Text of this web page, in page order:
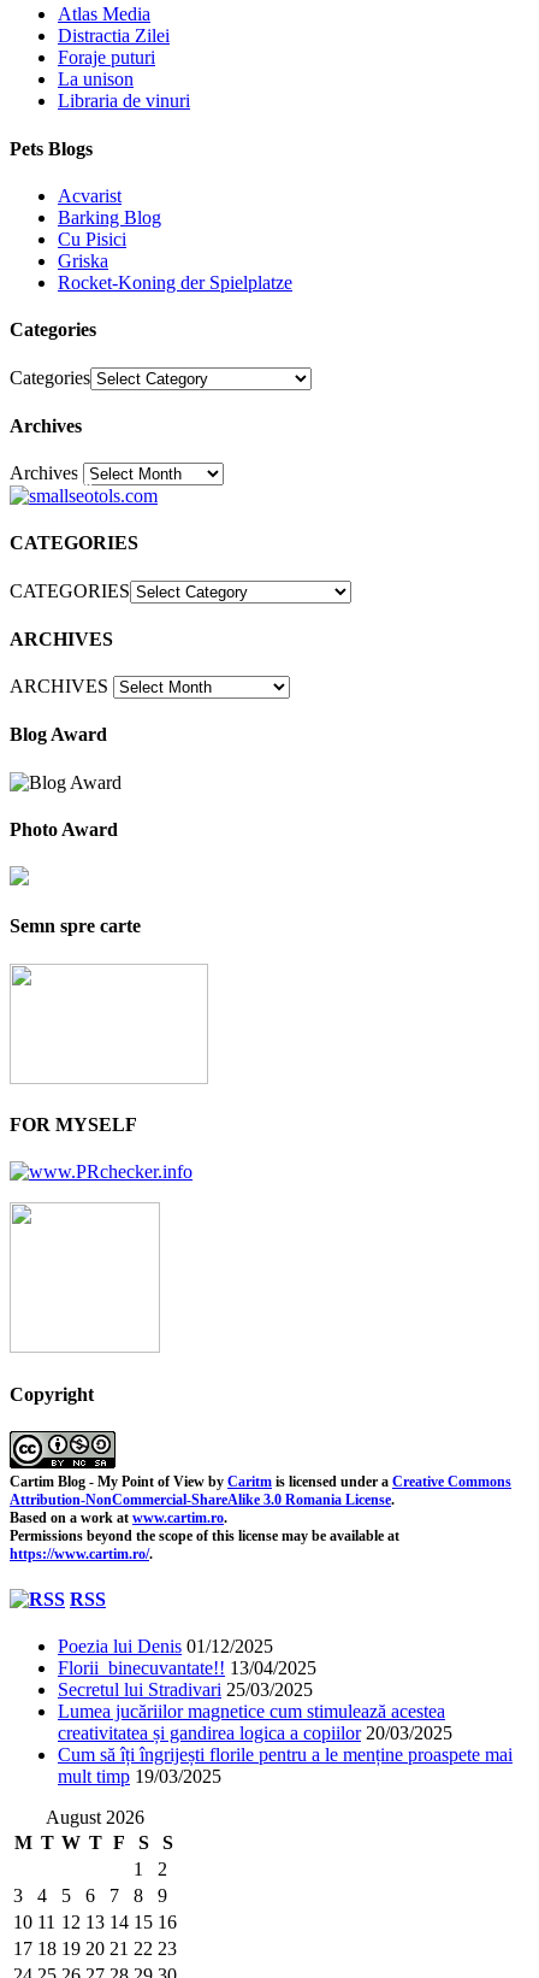
Atlas Media
Distractia Zilei
Foraje puturi
La unison
Libraria de vinuri
Pets Blogs
Acvarist
Barking Blog
Cu Pisici
Griska
Rocket-Koning der Spielplatze
Categories
Categories
Archives
Archives30
CATEGORIES
CATEGORIES
ARCHIVES
ARCHIVES
Blog Award
Photo Award
Semn spre carte
FOR MYSELF
Copyright
Cartim Blog - My Point of View by Caritm is licensed under a Creative Commons
Attribution-NonCommercial-ShareAlike 3.0 Romania License.
Based on a work at www.cartim.ro.
Permissions beyond the scope of this license may be available at
https://www.cartim.ro/.
RSS
Poezia lui Denis 01/12/2025
Florii binecuvantate!! 13/04/2025
Secretul lui Stradivari 25/03/2025
Lumea jucăriilor magnetice cum stimulează acestea
creativitatea și gandirea logica a copiilor 20/03/2025
Cum să îți îngrijești florile pentru a le menține proaspete mai
mult timp 19/03/2025
August 2026
M T W T F S
S
1
2
3
4 5 6 7 8
9
10 11 12 13 14 15 16
17 18 19 20 21 22 23